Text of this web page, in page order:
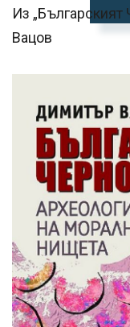
Из
Вацов